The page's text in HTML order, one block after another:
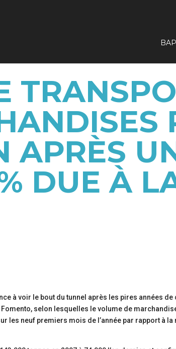
BAP
APRÈS
DUE À
à voir le bout du tunnel après les pires années
selon lesquelles le volume de
les neuf premiers mois de l’année par rapport à